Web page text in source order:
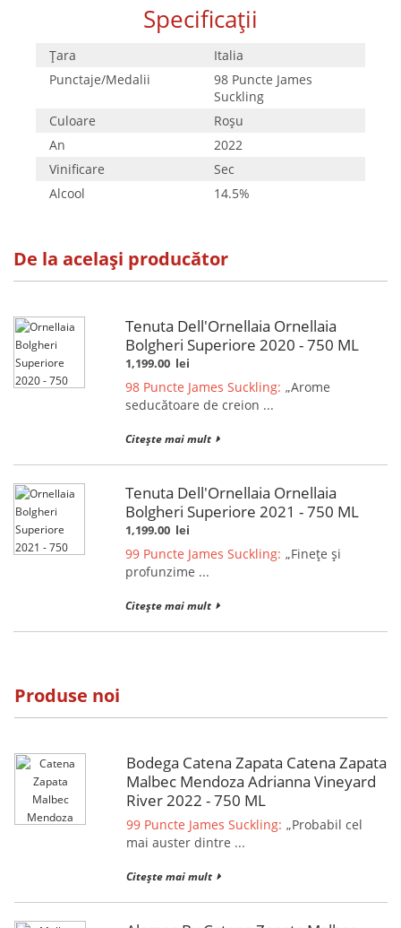
Specificații
Țara
Italia
Punctaje/Medalii
98 Puncte James
Suckling
Culoare
Roşu
An
2022
Vinificare
Sec
Alcool
14.5%
De la același producător
Tenuta Dell'Ornellaia Ornellaia
Bolgheri Superiore 2020 - 750 ML
1,199.00 lei
98 Puncte James Suckling: „Arome
seducătoare de creion ...
Citește mai mult
Tenuta Dell'Ornellaia Ornellaia
Bolgheri Superiore 2021 - 750 ML
1,199.00 lei
99 Puncte James Suckling: „Finețe și
profunzime ...
Citește mai mult
Produse noi
Bodega Catena Zapata Catena Zapata
Malbec Mendoza Adrianna Vineyard
River 2022 - 750 ML
99 Puncte James Suckling: „Probabil cel
mai auster dintre ...
Citește mai mult